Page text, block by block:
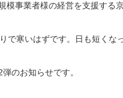
模事業者様の経営を支援する
で寒いはずです。日も短くな
のお知らせです。